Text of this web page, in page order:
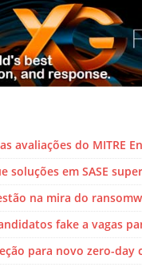
avaliações do MITRE
soluções em SASE
na mira do
fake a vagas
para novo zero-day